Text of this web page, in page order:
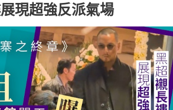
現超強反派氣場